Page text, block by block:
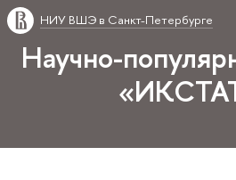
НИУ ВШЭ в Санкт-Петербурге
Научно-